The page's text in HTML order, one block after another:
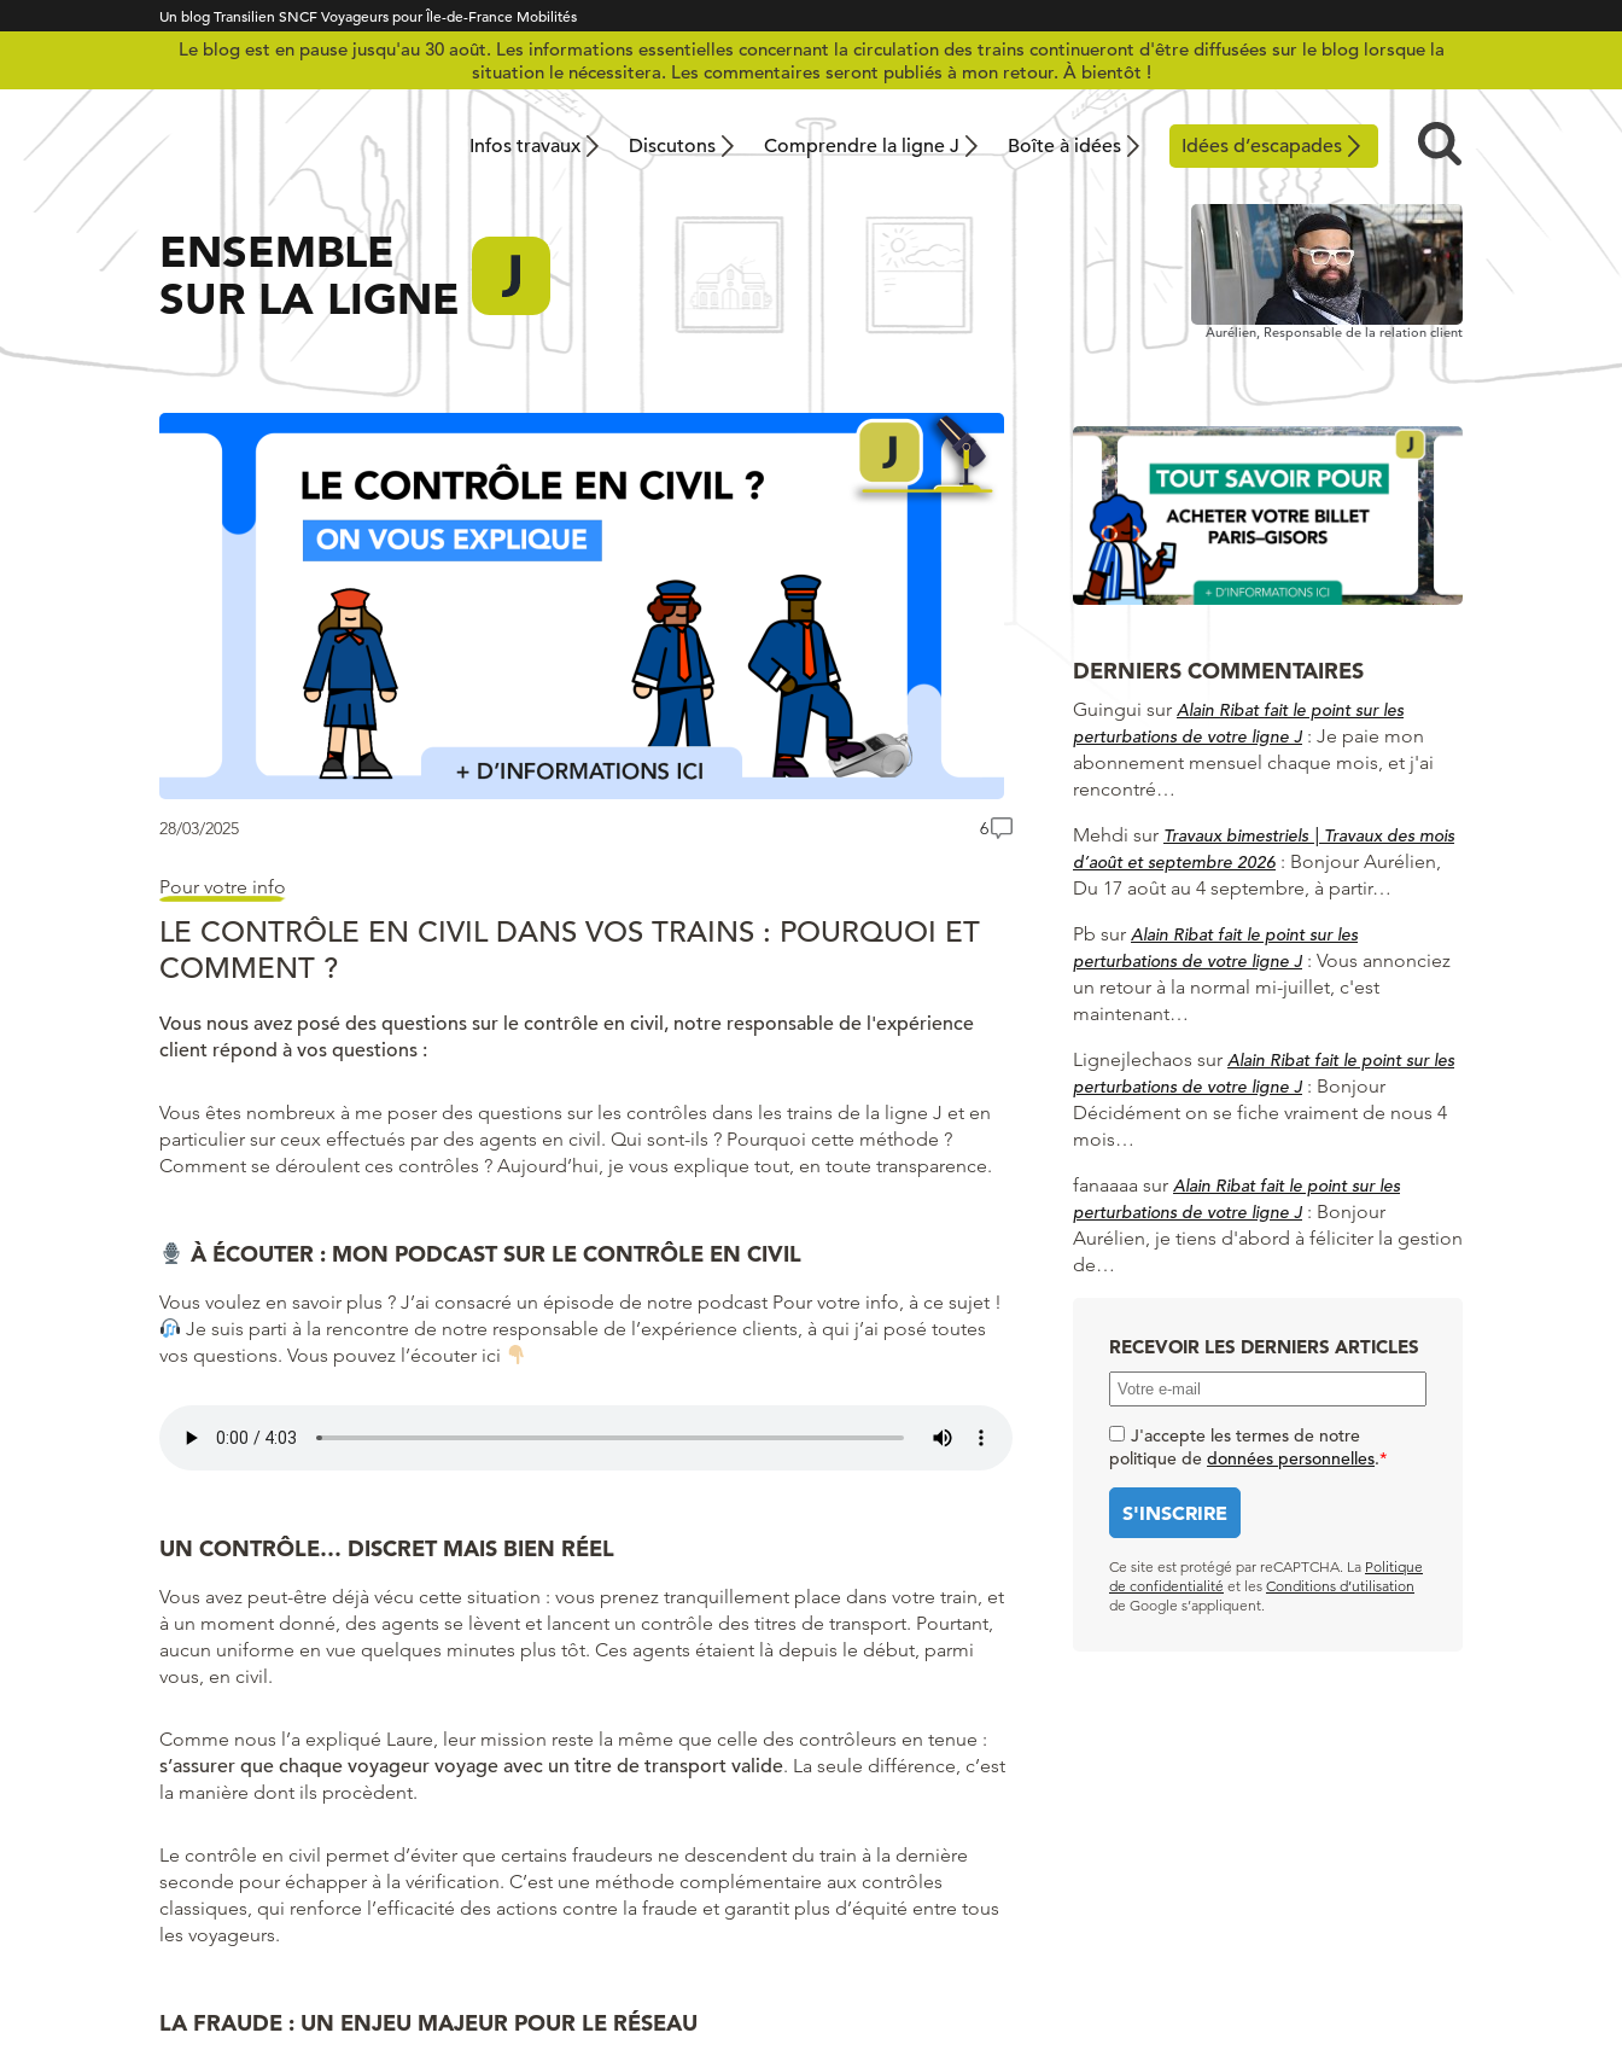
Un blog Transilien SNCF Voyageurs pour Île-de-France Mobilités
Le blog est en pause jusqu'au 30 août. Les informations essentielles concernant la circulation des trains continueront d'être diffusées sur le blog lorsque la
situation le nécessitera. Les commentaires seront publiés à mon retour. À bientôt !
Infos travaux Discutons Comprendre la ligne J Boîte à idées Idées d’escapades
ENSEMBLE
SUR LA LIGNE
Aurélien, Responsable de la relation client
28/03/2025 6
Pour votre info
LE CONTRÔLE EN CIVIL DANS VOS TRAINS : POURQUOI ET
COMMENT ?
Vous nous avez posé des questions sur le contrôle en civil, notre responsable de l'expérience
client répond à vos questions :
Vous êtes nombreux à me poser des questions sur les contrôles dans les trains de la ligne J et en
particulier sur ceux effectués par des agents en civil. Qui sont-ils ? Pourquoi cette méthode ?
Comment se déroulent ces contrôles ? Aujourd’hui, je vous explique tout, en toute transparence.
À ÉCOUTER : MON PODCAST SUR LE CONTRÔLE EN CIVIL
Vous voulez en savoir plus ? J’ai consacré un épisode de notre podcast Pour votre info, à ce sujet !
Je suis parti à la rencontre de notre responsable de l’expérience clients, à qui j’ai posé toutes
vos questions. Vous pouvez l’écouter ici
UN CONTRÔLE… DISCRET MAIS BIEN RÉEL
Vous avez peut-être déjà vécu cette situation : vous prenez tranquillement place dans votre train, et
à un moment donné, des agents se lèvent et lancent un contrôle des titres de transport. Pourtant,
aucun uniforme en vue quelques minutes plus tôt. Ces agents étaient là depuis le début, parmi
vous, en civil.
Comme nous l’a expliqué Laure, leur mission reste la même que celle des contrôleurs en tenue :
s’assurer que chaque voyageur voyage avec un titre de transport valide. La seule différence, c’est
la manière dont ils procèdent.
Le contrôle en civil permet d’éviter que certains fraudeurs ne descendent du train à la dernière
seconde pour échapper à la vérification. C’est une méthode complémentaire aux contrôles
classiques, qui renforce l’efficacité des actions contre la fraude et garantit plus d’équité entre tous
les voyageurs.
LA FRAUDE : UN ENJEU MAJEUR POUR LE RÉSEAU
DERNIERS COMMENTAIRES
Guingui sur Alain Ribat fait le point sur les
perturbations de votre ligne J : Je paie mon
abonnement mensuel chaque mois, et j'ai
rencontré…
Mehdi sur Travaux bimestriels | Travaux des mois
d’août et septembre 2026 : Bonjour Aurélien,
Du 17 août au 4 septembre, à partir…
Pb sur Alain Ribat fait le point sur les
perturbations de votre ligne J : Vous annonciez
un retour à la normal mi-juillet, c'est
maintenant…
Lignejlechaos sur Alain Ribat fait le point sur les
perturbations de votre ligne J : Bonjour
Décidément on se fiche vraiment de nous 4
mois…
fanaaaa sur Alain Ribat fait le point sur les
perturbations de votre ligne J : Bonjour
Aurélien, je tiens d'abord à féliciter la gestion
de…
RECEVOIR LES DERNIERS ARTICLES
J'accepte les termes de notre
politique de données personnelles.*
Ce site est protégé par reCAPTCHA. La Politique
de confidentialité et les Conditions d’utilisation
de Google s’appliquent.